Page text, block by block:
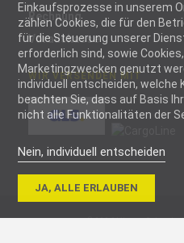
Einkaufsprozesse in unserem
zählen Cookies, die für den
für die Steuerung unserer
erforderlich sind, sowie
Marketingzwecken genutzt
individuell entscheiden, welche
beachten Sie, dass auf Basis
nicht alle Funktionalitäten der
Nein, individuell entscheiden
JA, ALLE ERLAUBEN
Rechnung
Vorauskasse
WIR VERSENDEN MIT
© 2026 blizz-z Schweiz